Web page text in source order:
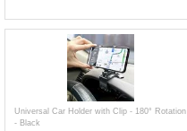
Universal Car Holder with Clip - 180° Rotation
- Black